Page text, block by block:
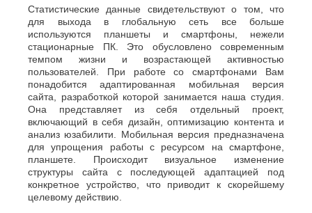
Благовещенск
Брянск
В
Великий
Новгород
Владикавказ
Владимир
Волгоград
Волгодонск
Волжский
Вологда
Воронеж
Г
Обнинск
Одинцово
Октябрьский
Омск
Орел
Оренбург
Орехово-
Зуево
Орск
П
Пенза
Первоуральск
Пермь
Петрозаводск
Статистические данные свидетельствуют о том, что
для выхода в глобальную сеть все больше
используются планшеты и смартфоны, нежели
стационарные ПК. Это обусловлено современным
темпом жизни и возрастающей активностью
пользователей. При работе со смартфонами Вам
понадобится адаптированная мобильная версия
сайта, разработкой которой занимается наша студия.
Она представляет из себя отдельный проект,
включающий в себя дизайн, оптимизацию контента и
анализ юзабилити. Мобильная версия предназначена
для упрощения работы с ресурсом на смартфоне,
планшете. Происходит визуальное изменение
структуры сайта с последующей адаптацией под
конкретное устройство, что приводит к скорейшему
целевому действию.